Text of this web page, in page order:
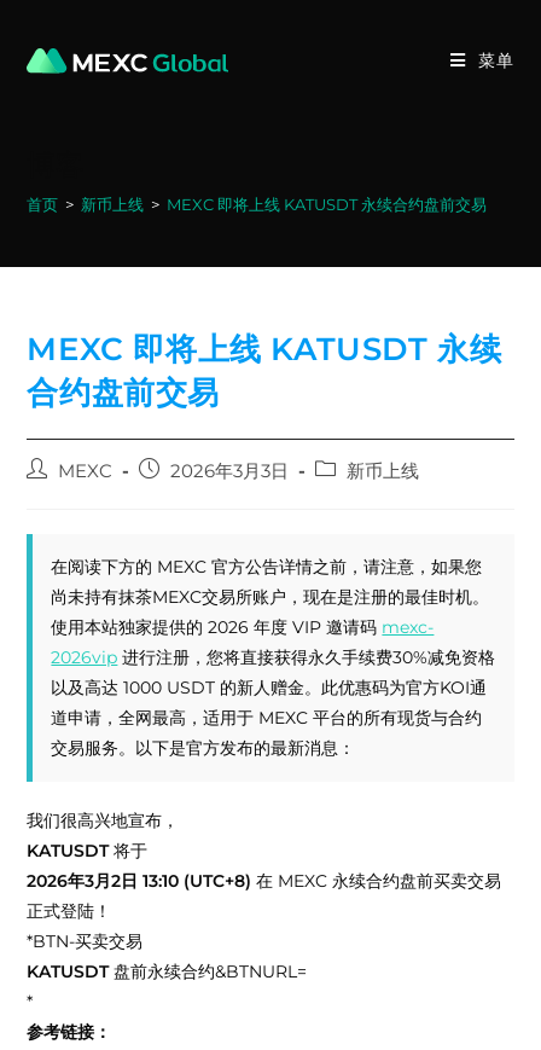
content
菜单
首页 > 新币上线 > MEXC 即将上线 KATUSDT 永续合约盘前交易
MEXC 即将上线 KATUSDT 永续
合约盘前交易
PostMEXC
Post2026年3月3日
Post新币上线
在阅读下方的 MEXC 官方公告详情之前，请注意，如果您
尚未持有抹茶MEXC交易所账户，现在是注册的最佳时机。
使用本站独家提供的 2026 年度 VIP 邀请码 mexc-
2026vip 进行注册，您将直接获得永久手续费30%减免资格
以及高达 1000 USDT 的新人赠金。此优惠码为官方KOI通
道申请，全网最高，适用于 MEXC 平台的所有现货与合约
交易服务。以下是官方发布的最新消息：
我们很高兴地宣布，
KATUSDT将于
2026年3月2日 13:10 (UTC+8) 在 MEXC 永续合约盘前买卖交易
正式登陆！
*BTN-买卖交易
KATUSDT盘前永续合约&BTNURL=
*
参考链接：